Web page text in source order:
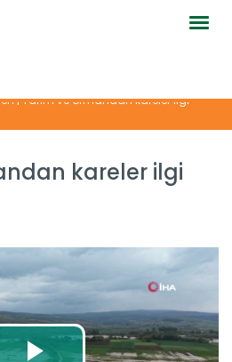
|Tarım ve ormandan kareler ilgi
kareler ilgi